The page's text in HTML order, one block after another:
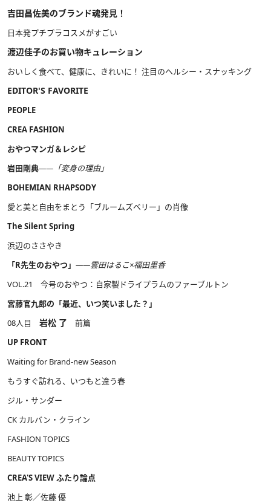
吉田昌佐美のブランド魂発見！
日本発プチプラコスメがすごい
渡辺佳子のお買い物キュレーション
おいしく食べて、健康に、きれいに！ 注目のヘルシー・スナッキング
EDITOR'S FAVORITE
PEOPLE
CREA FASHION
おやつマンガ＆レシピ
岩田剛典――「変身の理由」
BOHEMIAN RHAPSODY
愛と美と自由をまとう「ブルームズベリー」の肖像
The Silent Spring
浜辺のささやき
「R先生のおやつ」 ――雲田はるこ×福田里香
VOL.21 今号のおやつ：自家製ドライプラムのファーブルトン
宮藤官九郎の「最近、いつ笑いました？」
08人目 岩松 了 前篇
UP FRONT
Waiting for Brand-new Season
もうすぐ訪れる、いつもと違う春
ジル・サンダー
CK カルバン・クライン
FASHION TOPICS
BEAUTY TOPICS
CREA'S VIEW ふたり論点
池上 彰／佐藤 優